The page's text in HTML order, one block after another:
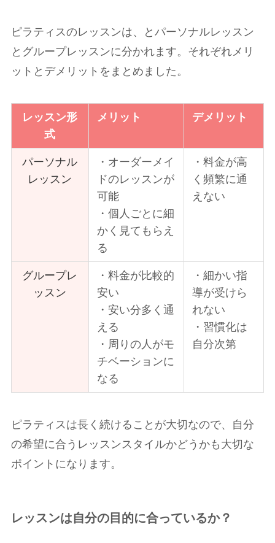
ピラティスのレッスンは、とパーソナルレッスン
とグループレッスンに分かれます。それぞれメリ
ットとデメリットをまとめました。
レッスン形
式
メリット デメリット
パーソナル
レッスン
・オーダーメイ
ドのレッスンが
可能
・個人ごとに細
かく見てもらえ
る
・料金が高
く頻繁に通
えない
グループレ
ッスン
・料金が比較的
安い
・安い分多く通
える
・周りの人がモ
チベーションに
なる
・細かい指
導が受けら
れない
・習慣化は
自分次第
ピラティスは長く続けることが大切なので、自分
の希望に合うレッスンスタイルかどうかも大切な
ポイントになります。
レッスンは自分の目的に合っているか？